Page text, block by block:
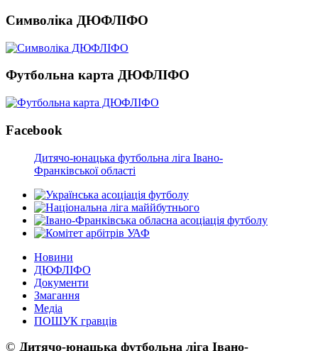
Символіка ДЮФЛІФО
Футбольна карта ДЮФЛІФО
Facebook
Дитячо-юнацька футбольна ліга Івано-
Франківської області
Новини
ДЮФЛІФО
Документи
Змагання
Медіа
ПОШУК гравців
© Дитячо-юнацька футбольна ліга Івано-